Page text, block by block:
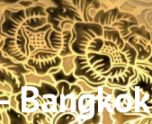
Bangkok